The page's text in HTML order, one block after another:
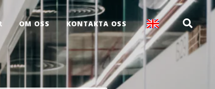
OM OSS KONTAKTA OSS